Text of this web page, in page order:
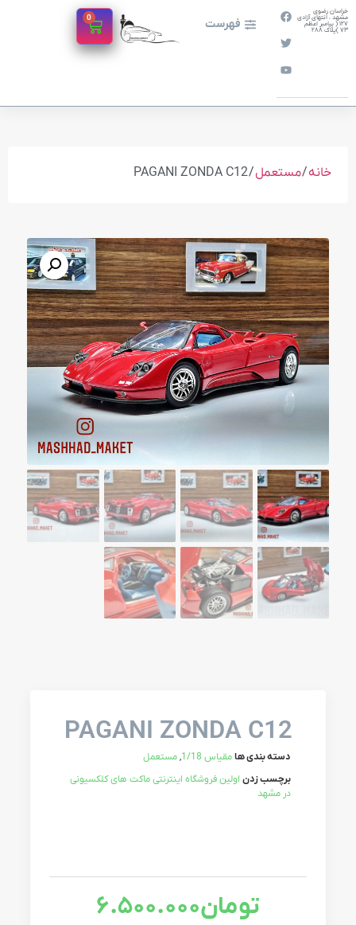
خراسان رضوی
مشهد ، انتهای آزادی
127 ( پیامبر اعظم
73 )پلاک 288
فهرست 0
خانه/مستعمل/ PAGANI ZONDA C12
PAGANI ZONDA C12
دسته بندی هامقیاس 1/18 ,مستعمل
برچسب زدن اولین فروشگاه اینترنتی ماکت های کلکسیونی
در مشهد
تومان6.500.000